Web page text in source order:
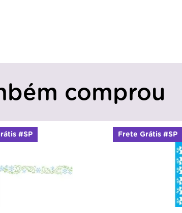
comprou
#SP Frete Grátis #SP